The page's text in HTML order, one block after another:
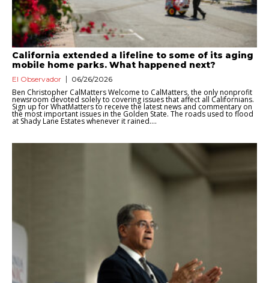
California extended a lifeline to some of its aging
mobile home parks. What happened next?
El Observador 06/26/2026
Ben Christopher CalMatters Welcome to CalMatters, the only nonprofit
newsroom devoted solely to covering issues that affect all Californians.
Sign up for WhatMatters to receive the latest news and commentary on
the most important issues in the Golden State. The roads used to flood
at Shady Lane Estates whenever it rained....